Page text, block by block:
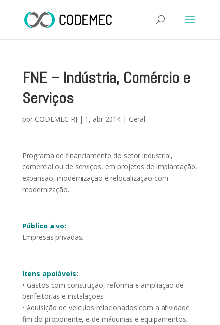
FNE – Indústria, Comércio e
Serviços
por CODEMEC RJ | 1, abr 2014| Geral
Programa de financiamento do setor industrial,
comercial ou de serviços, em projetos de implantação,
expansão, modernização e relocalização com
modernização.
Público alvo:
Empresas privadas.
Itens apoiáveis:
• Gastos com construção, reforma e ampliação de
benfeitorias e instalações
• Aquisição de veículos relacionados com a atividade
fim do proponente, e de máquinas e equipamentos,